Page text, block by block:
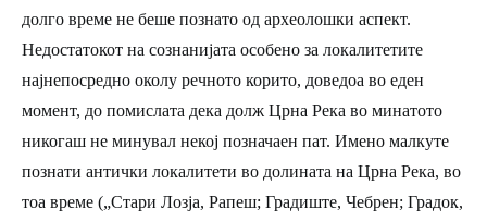
долго време не беше познато од археолошки аспект.
Недостатокот на сознанијата особено за локалитетите
најнепосредно околу речното корито, доведоа во еден
момент, до помислата дека долж Црна Река во минатото
никогаш не минувал некој позначаен пат. Имено малкуте
познати антички локалитети во долината на Црна Река, во
тоа време („Стари Лозја, Рапеш; Градиште, Чебрен; Градок,